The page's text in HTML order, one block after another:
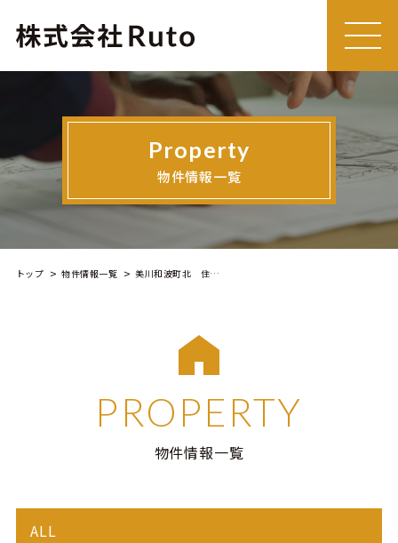
MEN
U
Property
物件情報一覧
トップ 物件情報一覧 美川和波町北 住宅用地
PROPERTY
物件情報一覧
ALL